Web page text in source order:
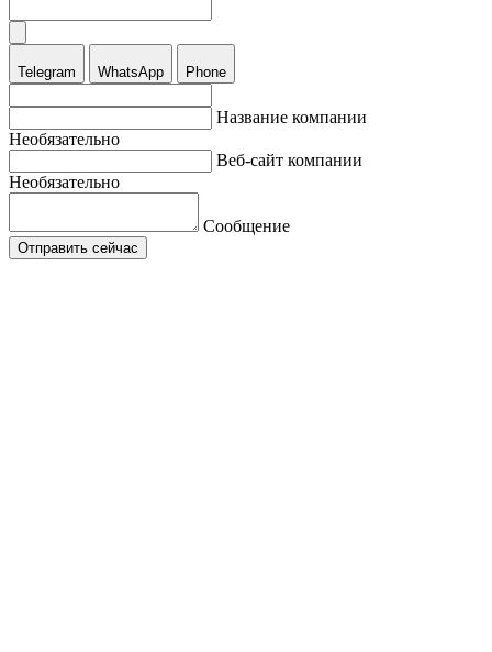
Telegram WhatsApp Phone
Название компании
Необязательно
Веб-сайт компании
Необязательно
Сообщение
Отправить сейчас